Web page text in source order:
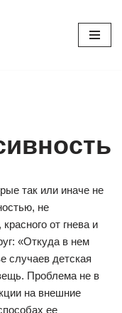
так или иначе не
не
от гнева и
«Откуда в нем
случаев детская
Проблема не в
на внешние
ее